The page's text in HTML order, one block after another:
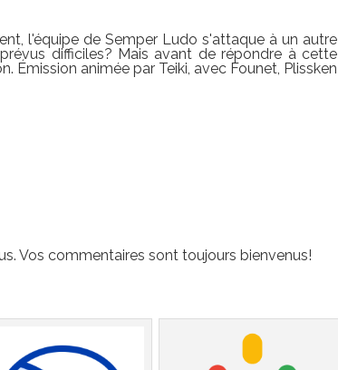
l'équipe de Semper Ludo s'attaque à un autre
difficiles? Mais avant de répondre à cette
Émission animée par Teiki, avec Founet, Plissken
Vos commentaires sont toujours bienvenus!